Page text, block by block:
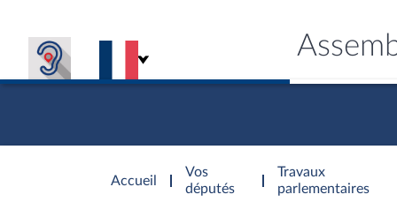
Accueil
d'accueil
Vos
députés
Travaux
parlementaires